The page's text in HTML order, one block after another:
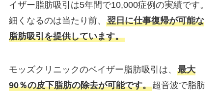
イザー脂肪吸引は5年間で10,000症例の実績です。
細くなるのは当たり前、 翌日に仕事復帰が可能な
脂肪吸引を提供しています。
モッズクリニックのベイザー脂肪吸引は、 最大
90％の皮下脂肪の除去が可能です。超音波で脂肪